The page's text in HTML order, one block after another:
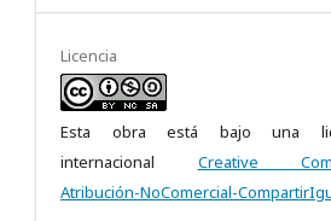
Licencia
Esta obra está bajo una
internacional Creative
Atribución-NoComercial-